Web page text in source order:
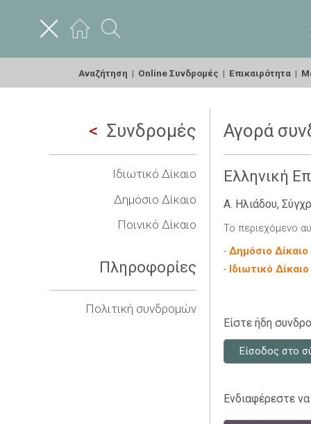
Αναζήτηση | Online Συνδρομές | Επικαιρότητα |
Συνδρομές
Ιδιωτικό Δίκαιο
Δημόσιο Δίκαιο
Ποινικό Δίκαιο
Πληροφορίες
Πολιτική συνδρομών
Αγορά
Ελληνική
Α. Ηλιάδου,
Το περιεχόμενο
- Δημόσιο Δίκαιο
- Ιδιωτικό Δίκαιο
Είστε ήδη
Είσοδος στο
Ενδιαφέρεστε